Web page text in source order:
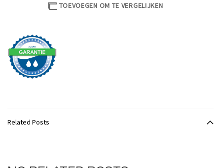
TOEVOEGEN OM TE VERGELIJKEN
Related Posts